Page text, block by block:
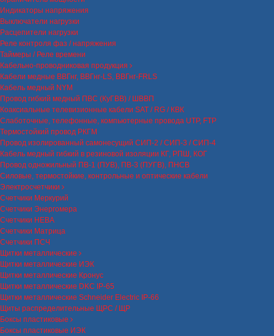
Индикаторы напряжения
Выключатели нагрузки
Расцепители нагрузки
Реле контроля фаз / напряжения
Таймеры / Реле времени
Кабельно-проводниковая продукция
Кабели медные ВВГнг, ВВГнг-LS, ВВГнг-FRLS
Кабель медный NYM
Провод гибкий медный ПВС (КуГВВ) / ШВВП
Коаксиальные телевизионные кабели SAT / RG / КВК
Слаботочные, телефонные, компьютерные провода UTP, FTP
Термостойкий провод РКГМ
Провод изолированный самонесущий СИП-2 / СИП-3 / СИП-4
Кабель медный гибкий в резиновой изоляции КГ, РПШ, КОГ
Провод одножильный ПВ-1 (ПУВ), ПВ-3 (ПУГВ), ПНСВ
Силовые, термостойкие, контрольные и оптические кабели
Электросчетчики
Счетчики Меркурий
Счетчики Энергомера
Счетчики НЕВА
Счетчики Матрица
Счетчики ПСЧ
Щитки металлические
Щитки металлические ИЭК
Щитки металлические Кронус
Щитки металлические DKC IP-65
Щитки металлические Schneider Electric IP-66
Щиты распределительные ЩРС / ЩР
Боксы пластиковые
Боксы пластиковые ИЭК